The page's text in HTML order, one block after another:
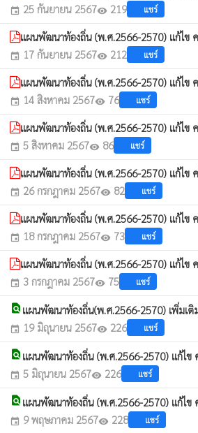
event 25 กันยายน 2567visibility 219 แชร์
แผนพัฒนาท้องถิ่น (พ.ศ.2566-2570) แก้ไข
event 17 กันยายน 2567visibility 212 แชร์
แผนพัฒนาท้องถิ่น (พ.ศ.2566-2570) แก้ไข
event 14 สิงหาคม 2567visibility 76 แชร์
แผนพัฒนาท้องถิ่น (พ.ศ.2566-2570) แก้ไข
event 5 สิงหาคม 2567visibility 86 แชร์
แผนพัฒนาท้องถิ่น (พ.ศ.2566-2570) แก้ไข
event 26 กรกฎาคม 2567visibility 82 แชร์
แผนพัฒนาท้องถิ่น (พ.ศ.2566-2570) แก้ไข
event 18 กรกฎาคม 2567visibility 73 แชร์
แผนพัฒนาท้องถิ่น (พ.ศ.2566-2570) แก้ไข
event 3 กรกฎาคม 2567visibility 75 แชร์
find_in_page แผนพัฒนาท้องถิ่น(พ.ศ.2566-2570) เพิ่มเติ
event 19 มิถุนายน 2567visibility 226 แชร์
find_in_page แผนพัฒนาท้องถิ่น (พ.ศ.2566-2570) แก้ไข
event 5 มิถุนายน 2567visibility 226 แชร์
find_in_page แผนพัฒนาท้องถิ่น (พ.ศ.2566-2570) แก้ไข
event 9 พฤษภาคม 2567visibility 228 แชร์